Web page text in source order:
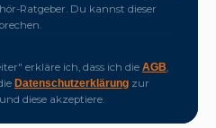
Ratgeber. Du kannst dieser
erkläre ich, dass ich die AGB,
Datenschutzerklärung zur
diese akzeptiere.